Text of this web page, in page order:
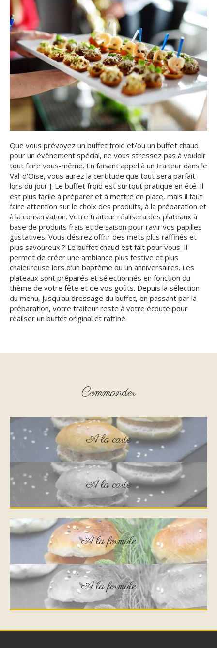
Que vous prévoyez un buffet froid et/ou un buffet chaud
pour un événement spécial, ne vous stressez pas à vouloir
tout faire vous-même. En faisant appel à un traiteur dans le
Val-d'Oise, vous aurez la certitude que tout sera parfait
lors du jour J. Le buffet froid est surtout pratique en été. Il
est plus facile à préparer et à mettre en place, mais il faut
faire attention sur le choix des produits, à la préparation et
à la conservation. Votre traiteur réalisera des plateaux à
base de produits frais et de saison pour ravir vos papilles
gustatives. Vous désirez offrir des mets plus raffinés et
plus savoureux ? Le buffet chaud est fait pour vous. Il
permet de créer une ambiance plus festive et plus
chaleureuse lors d'un baptême ou un anniversaires. Les
plateaux sont préparés et sélectionnés en fonction du
thème de votre fête et de vos goûts. Depuis la sélection
du menu, jusqu'au dressage du buffet, en passant par la
préparation, votre traiteur reste à votre écoute pour
réaliser un buffet original et raffiné.
Commander
A la carte
A la carte
A la formule
A la formule